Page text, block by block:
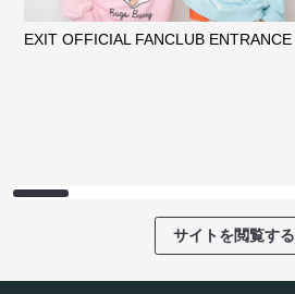
EXIT OFFICIAL FANCLUB ENTRANCE
サイトを閲覧する